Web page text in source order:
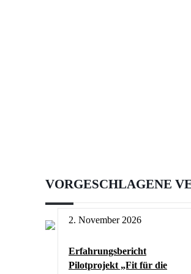
VORGESCHLAGENE
2. November 2026
Erfahrungsbericht
Pilotprojekt „Fit für die